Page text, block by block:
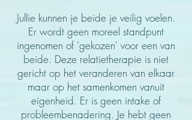
Jullie kunnen je beide je veilig voelen.
Er wordt geen moreel standpunt
ingenomen of 'gekozen' voor een van
beide. Deze relatietherapie is niet
gericht op het veranderen van elkaar
maar op het samenkomen vanuit
eigenheid. Er is geen intake of
probleembenadering. Je hebt geen